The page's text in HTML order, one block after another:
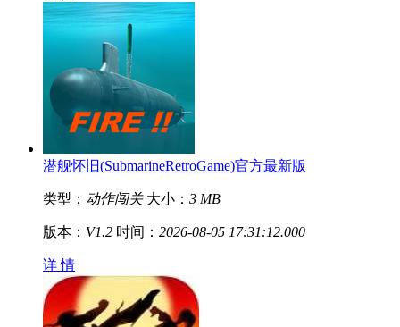
潜舰怀旧(SubmarineRetroGame)官方最新版
类型： 动作闯关 大小： 3 MB
版本： V1.2 时间： 2026-08-05 17:31:12.000
详 情